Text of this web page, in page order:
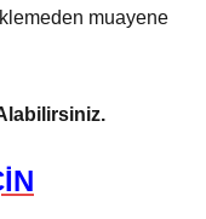
muayene